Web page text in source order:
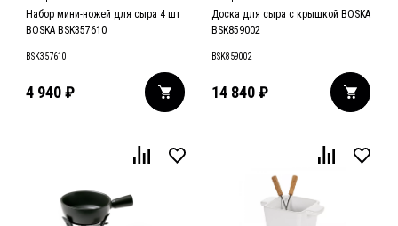
Набор мини-ножей для сыра 4 шт
BOSKA BSK357610
BSK357610
4 940₽
Доска для сыра с крышкой BOSKA
BSK859002
BSK859002
14 840 ₽